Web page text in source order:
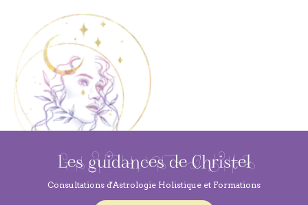
Les guidances de Christel
Consultations d'Astrologie Holistique et Formations